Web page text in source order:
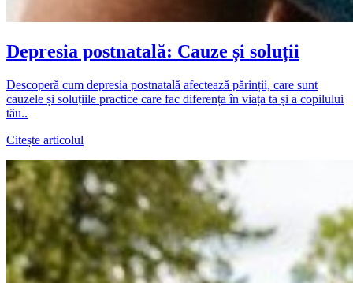
Depresia postnatală: Cauze și soluții
Descoperă cum depresia postnatală afectează părinții, care sunt
cauzele și soluțiile practice care fac diferența în viața ta și a copilului
tău..
Citește articolul